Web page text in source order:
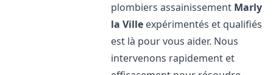
plombiers assainissement Marly
la Ville expérimentés et qualifiés
est là pour vous aider. Nous
intervenons rapidement et